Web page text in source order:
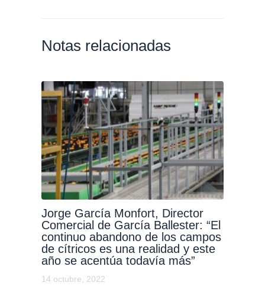
Notas relacionadas
Jorge García Monfort, Director
Comercial de García Ballester: “El
continuo abandono de los campos
de cítricos es una realidad y este
año se acentúa todavía más”
14 octubre, 2022